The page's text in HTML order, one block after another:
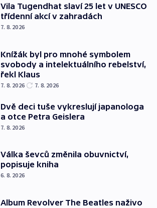
Vila Tugendhat slaví 25 let v UNESCO
třídenní akcí v zahradách
7. 8. 2026
Knížák byl pro mnohé symbolem
svobody a intelektuálního rebelství,
řekl Klaus
7. 8. 2026 7. 8. 2026
Dvě deci tuše vykreslují japanologa
a otce Petra Geislera
7. 8. 2026
Válka ševců změnila obuvnictví,
popisuje kniha
6. 8. 2026
Album Revolver The Beatles naživo